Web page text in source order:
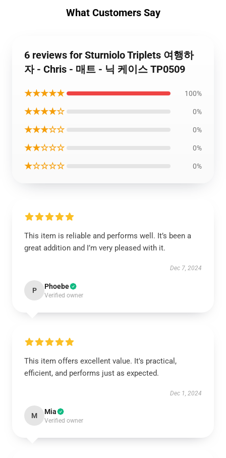
What Customers Say
6 reviews for Sturniolo Triplets 여행하
자 - Chris - 매트 - 닉 케이스 TP0509
★★★★★ 100%
★★★★☆ 0%
★★★☆☆ 0%
★★☆☆☆ 0%
★☆☆☆☆ 0%
This item is reliable and performs well. It’s been a
great addition and I’m very pleased with it.
Dec 7, 2024
P Phoebe
Verified owner
This item offers excellent value. It's practical,
efficient, and performs just as expected.
Dec 1, 2024
M Mia
Verified owner